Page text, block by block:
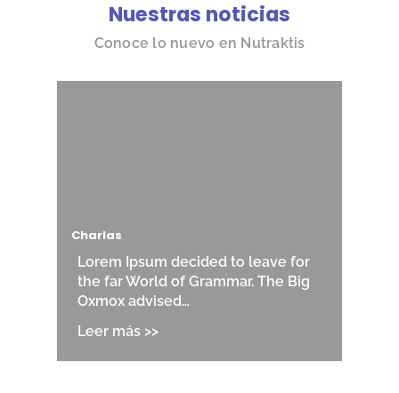
Nuestras noticias
Conoce lo nuevo en Nutraktis
Charlas
Lorem Ipsum decided to leave for
the far World of Grammar. The Big
Oxmox advised…